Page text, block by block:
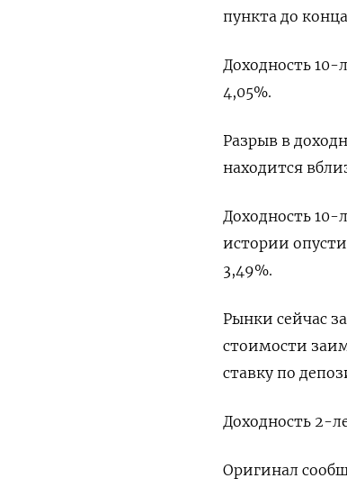
пункта до
Доходность 10-
4,05%.
Разрыв в
находится
Доходность 10-
истории
3,49%.
Рынки сейчас
стоимости
ставку по
Доходность 2-
Оригинал